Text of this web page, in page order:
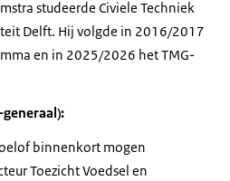
studeerde Civiele Techniek
Delft. Hij volgde in 2016/2017
en in 2025/2026 het TMG-
binnenkort mogen
Toezicht Voedsel en